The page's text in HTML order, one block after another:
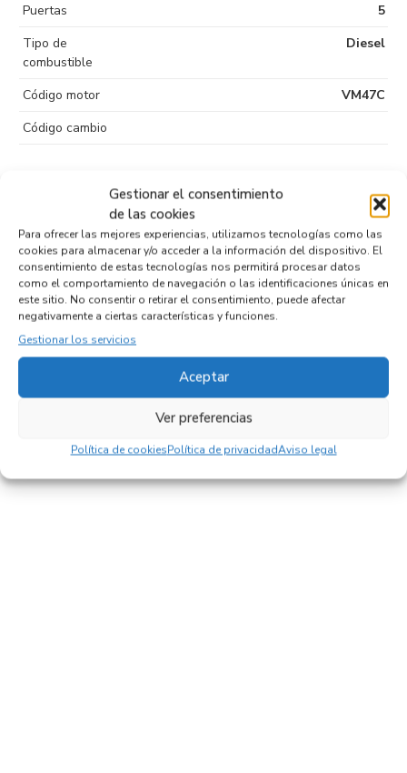
Gestionar el consentimiento
de las cookies
Para ofrecer las mejores experiencias, utilizamos tecnologías como las
cookies para almacenar y/o acceder a la información del dispositivo. El
consentimiento de estas tecnologías nos permitirá procesar datos
como el comportamiento de navegación o las identificaciones únicas en
este sitio. No consentir o retirar el consentimiento, puede afectar
negativamente a ciertas características y funciones.
Gestionar los servicios
Aceptar
Ver preferencias
Política de cookiesPolítica de privacidadAviso legal
Puertas
5
Tipo de
combustible
Diesel
Código motor
VM47C
Código cambio
Productos relacionados
MANDO CALEFACCION / AIRE
ACONDICIONADO P05127379AA
Recambios CHRYSLER
Referencia ID: 125027
P05127379AA
32,95€ (IVA no incluído)